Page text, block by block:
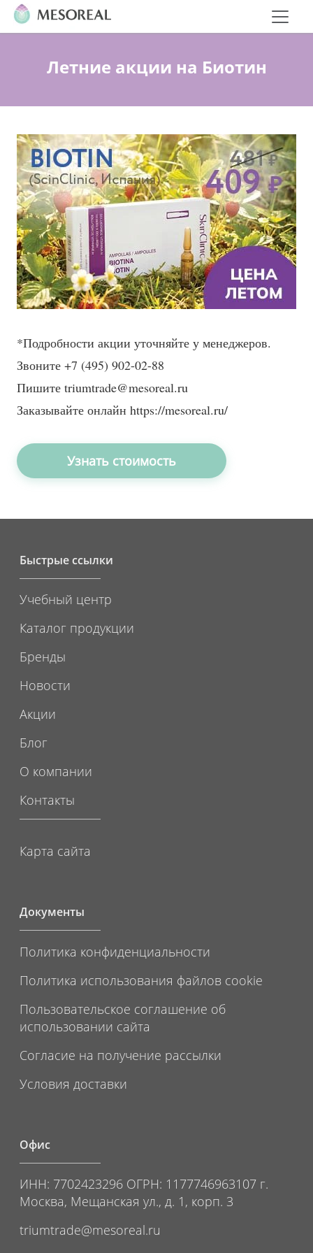
Летние акции на Биотин
*Подробности акции уточняйте у менеджеров.
Звоните +7 (495) 902-02-88
Пишите triumtrade@mesoreal.ru
Заказывайте онлайн https://mesoreal.ru/
Узнать стоимость
Быстрые ссылки
Учебный центр
Каталог продукции
Бренды
Новости
Акции
Блог
О компании
Контакты
Карта сайта
Документы
Политика конфиденциальности
Политика использования файлов cookie
Пользовательское соглашение об
использовании сайта
Согласие на получение рассылки
Условия доставки
Офис
ИНН: 7702423296 ОГРН: 1177746963107 г.
Москва, Мещанская ул., д. 1, корп. 3
triumtrade@mesoreal.ru